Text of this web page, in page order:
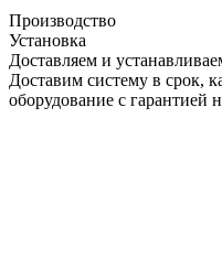
Производство
Установка
Доставляем и
Доставим систему в срок,
оборудование с гарантией